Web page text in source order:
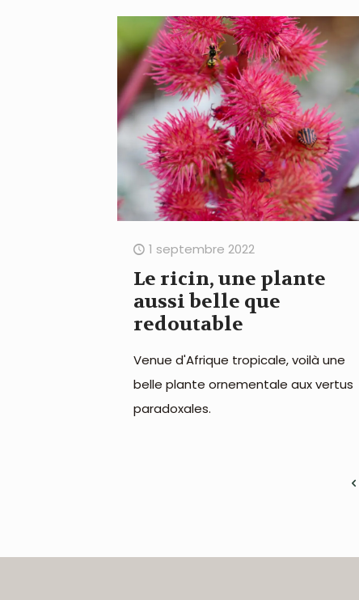
1 septembre 2022
Le ricin, une plante
aussi belle que
redoutable
Venue d'Afrique tropicale, voilà une
belle plante ornementale aux vertus
paradoxales.